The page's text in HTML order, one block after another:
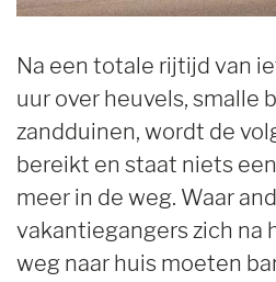
Na een totale rijtijd van
uur over heuvels, smalle
zandduinen, wordt de
bereikt en staat niets
meer in de weg. Waar
vakantiegangers zich na
weg naar huis moeten